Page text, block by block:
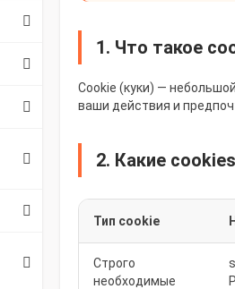
1. Что такое
Cookie (куки) —
ваши действия и
2. Какие
Тип cookie
Строго
необходимые